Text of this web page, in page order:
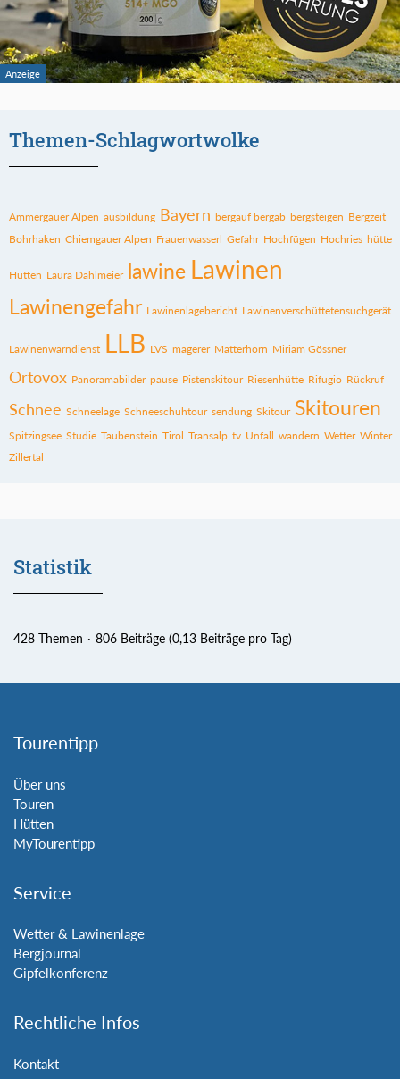
Themen-Schlagwortwolke
Ammergauer Alpen ausbildung Bayern bergauf bergab bergsteigen Bergzeit
Bohrhaken Chiemgauer Alpen Frauenwasserl Gefahr Hochfügen Hochries hütte
Hütten Laura Dahlmeier lawine Lawinen
Lawinengefahr Lawinenlagebericht Lawinenverschüttetensuchgerät
Lawinenwarndienst LLB LVS magerer Matterhorn Miriam Gössner
Ortovox Panoramabilder pause Pistenskitour Riesenhütte Rifugio Rückruf
Schnee Schneelage Schneeschuhtour sendung Skitour Skitouren
Spitzingsee Studie Taubenstein Tirol Transalp tv Unfall wandern Wetter Winter
Zillertal
Statistik
428 Themen 806 Beiträge (0,13 Beiträge pro Tag)
Tourentipp
Über uns
Touren
Hütten
MyTourentipp
Service
Wetter & Lawinenlage
Bergjournal
Gipfelkonferenz
Rechtliche Infos
Kontakt